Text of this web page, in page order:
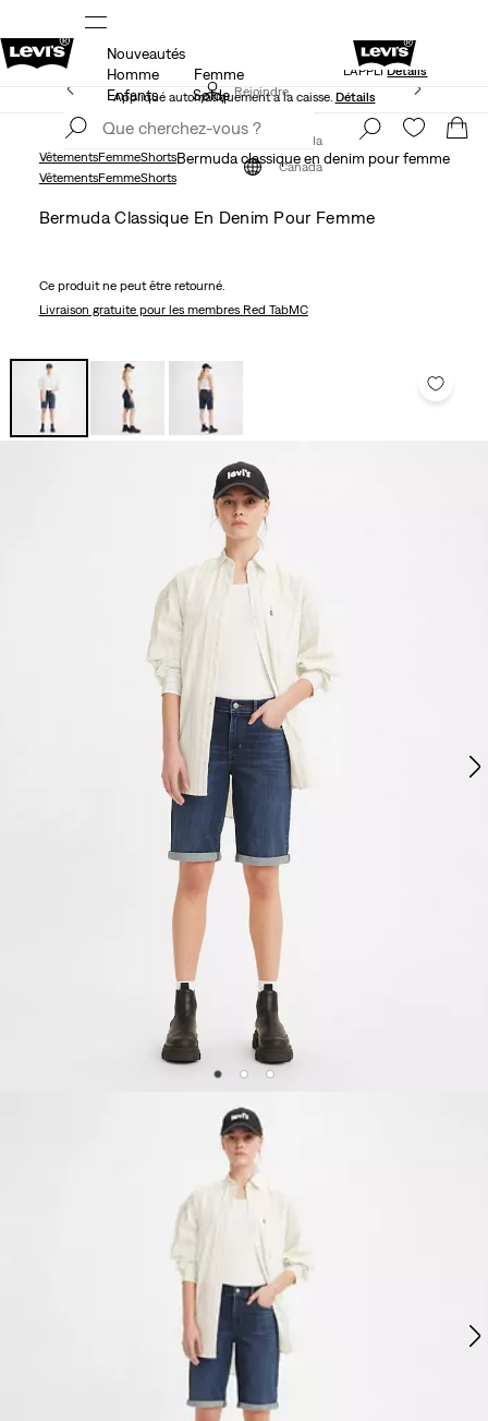
COMMANDE
LE MEILLEUR DE LEVI'SMD –
L’APPLIDétails
Rejoindre
Canada
Nouveautés
Homme
Femme
Enfants
Solde
50 % DE RABAIS ADDITIONNEL SUR LES SOLDES.
Appliqué automatiquement à la caisse. Détails
maintenant
Canada
VêtementsFemmeShortsBermuda classique en denim pour femme
VêtementsFemmeShorts
Bermuda Classique En Denim Pour Femme
Ce produit ne peut être retourné.
Livraison gratuitepour les membres Red TabMC